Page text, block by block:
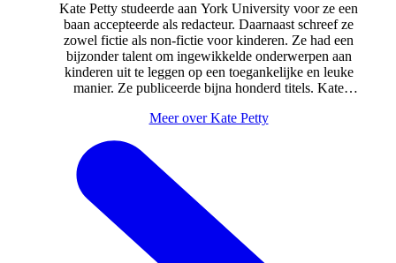
Kate Petty studeerde aan York University voor ze een
baan accepteerde als redacteur. Daarnaast schreef ze
zowel fictie als non-fictie voor kinderen. Ze had een
bijzonder talent om ingewikkelde onderwerpen aan
kinderen uit te leggen op een toegankelijke en leuke
manier. Ze publiceerde bijna honderd titels. Kate
Meer over Kate Petty